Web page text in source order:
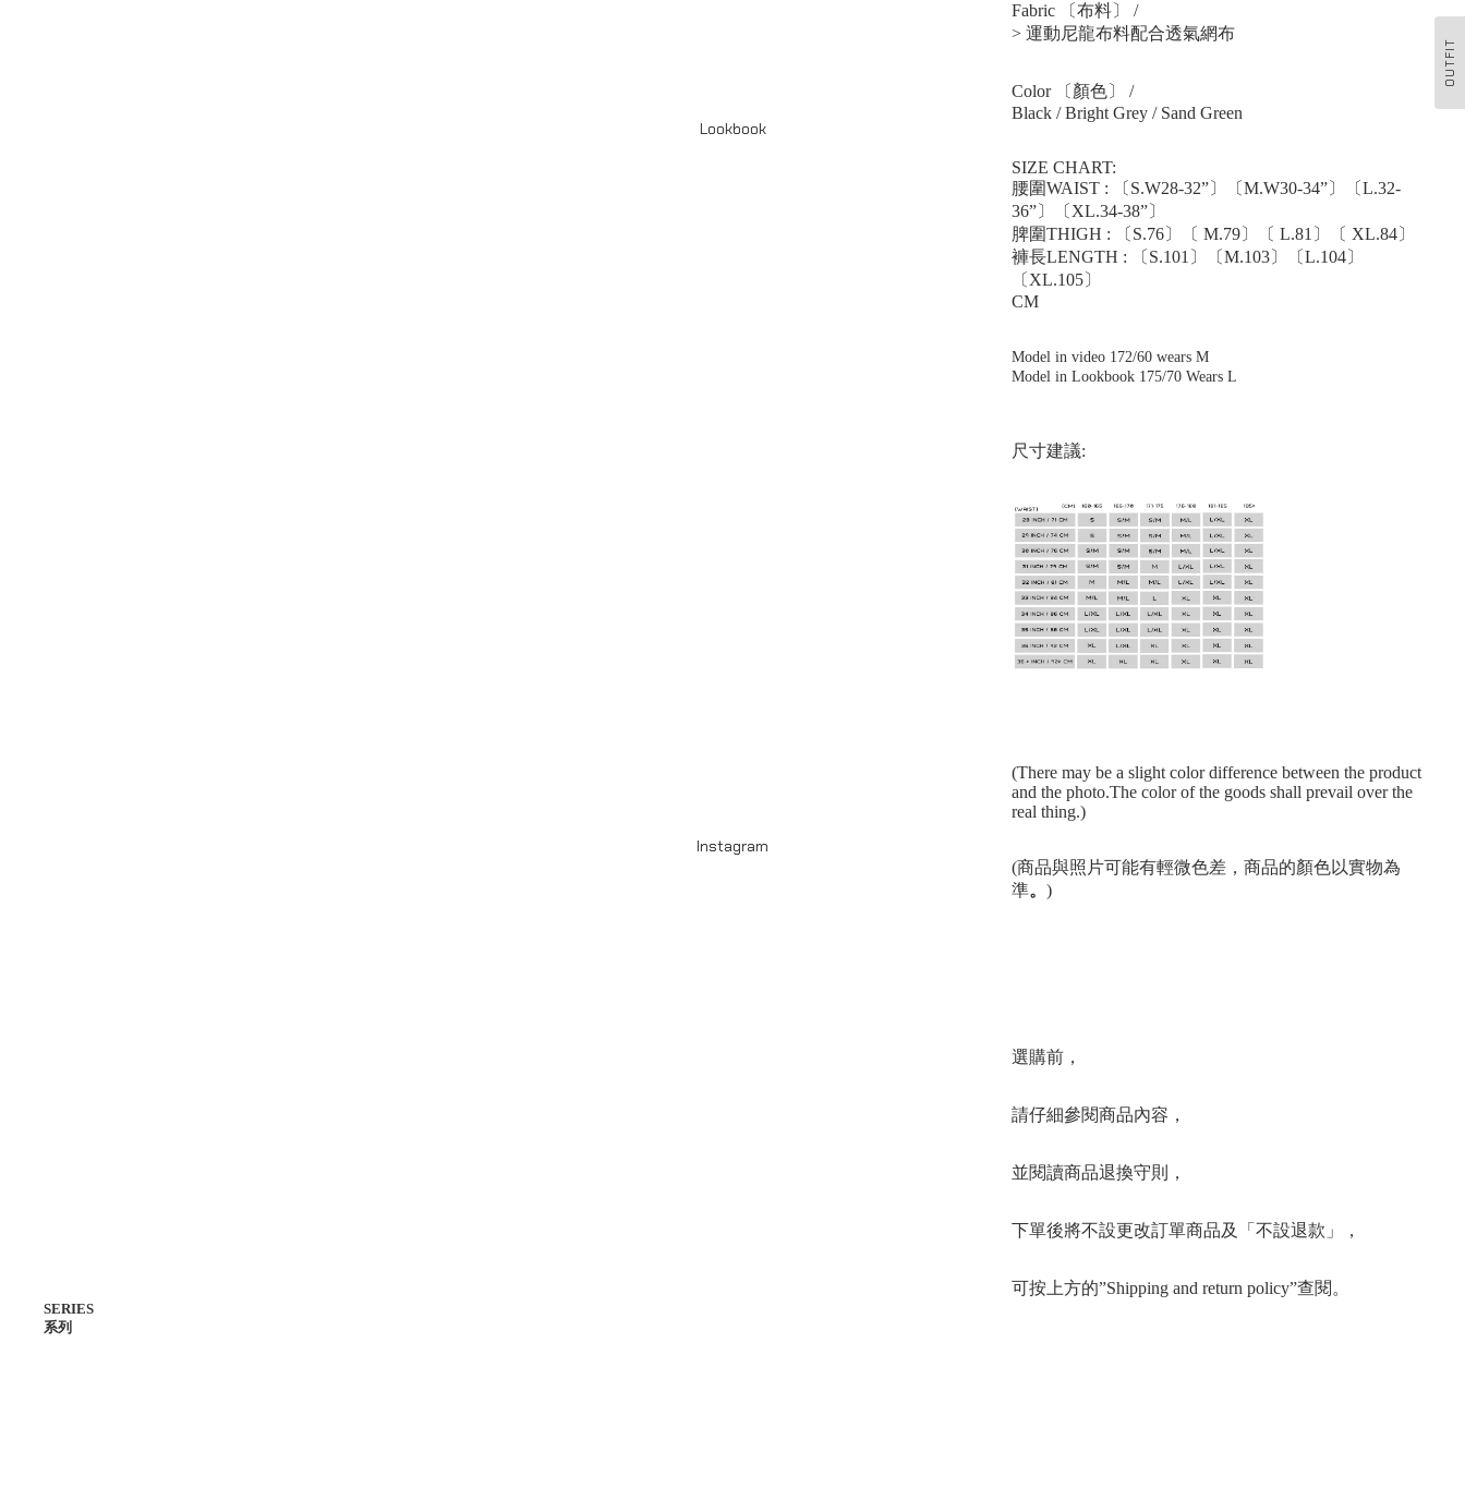
Lookbook
Instagram
OUTFIT
Fabric 〔布料〕 /
> 運動尼龍布料配合透氣網布
Color 〔顏色〕 /
Black / Bright Grey / Sand Green
SIZE CHART:
腰圍WAIST : 〔S.W28-32”〕〔M.W30-34”〕〔L.32-
36”〕〔XL.34-38”〕
脾圍THIGH : 〔S.76〕〔 M.79〕〔 L.81〕〔 XL.84〕
褲長LENGTH : 〔S.101〕〔M.103〕〔L.104〕
〔XL.105〕
CM
Model in video 172/60 wears M
Model in Lookbook 175/70 Wears L
尺寸建議:
(There may be a slight color difference between the product
and the photo.The color of the goods shall prevail over the
real thing.)
(商品與照片可能有輕微色差，商品的顏色以實物為
準。 )
選購前，
請仔細參閱商品內容，
並閱讀商品退換守則，
下單後將不設更改訂單商品及「不設退款」，
可按上方的”Shipping and return policy”查閱。
SERIES
系列